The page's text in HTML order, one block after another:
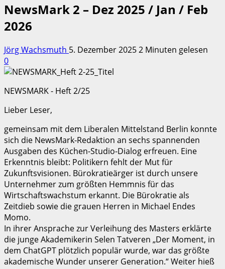
NewsMark 2 – Dez 2025 / Jan / Feb
2026
Jörg Wachsmuth 5. Dezember 20252 Minuten gelesen
0
NEWSMARK - Heft 2/25
Lieber Leser,
gemeinsam mit dem Liberalen Mittelstand Berlin konnte
sich die NewsMark-Redaktion an sechs spannenden
Ausgaben des Küchen-Studio-Dialog erfreuen. Eine
Erkenntnis bleibt: Politikern fehlt der Mut für
Zukunftsvisionen. Bürokratieärger ist durch unsere
Unternehmer zum größten Hemmnis für das
Wirtschaftswachstum erkannt. Die Bürokratie als
Zeitdieb sowie die grauen Herren in Michael Endes
Momo.
In ihrer Ansprache zur Verleihung des Masters erklärte
die junge Akademikerin Selen Tatveren „Der Moment, in
dem ChatGPT plötzlich populär wurde, war das größte
akademische Wunder unserer Generation.“ Weiter hieß